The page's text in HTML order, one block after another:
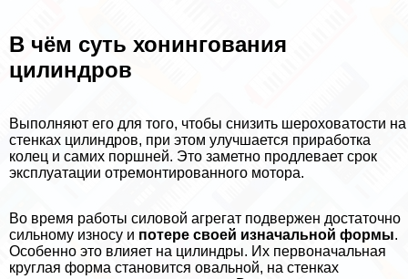
В чём суть хонингования
цилиндров
Выполняют его для того, чтобы снизить шероховатости на
стенках цилиндров, при этом улучшается приработка
колец и самих поршней. Это заметно продлевает срок
эксплуатации отремонтированного мотора.
Во время работы силовой агрегат подвержен достаточно
сильному износу и потере своей изначальной формы.
Особенно это влияет на цилиндры. Их первоначальная
круглая форма становится овальной, на стенках